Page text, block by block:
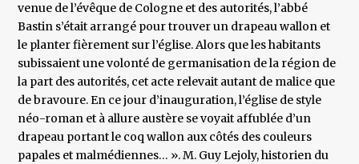
venue de l’évêque de Cologne et des autorités, l’abbé
Bastin s’était arrangé pour trouver un drapeau wallon et
le planter fièrement sur l’église. Alors que les habitants
subissaient une volonté de germanisation de la région de
la part des autorités, cet acte relevait autant de malice que
de bravoure. En ce jour d’inauguration, l’église de style
néo-roman et à allure austère se voyait affublée d’un
drapeau portant le coq wallon aux côtés des couleurs
papales et malmédiennes… ». M. Guy Lejoly, historien du